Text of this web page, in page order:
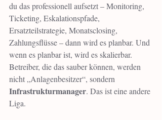
du das professionell aufsetzt – Monitoring,
Ticketing, Eskalationspfade,
Ersatzteilstrategie, Monatsclosing,
Zahlungsflüsse – dann wird es planbar. Und
wenn es planbar ist, wird es skalierbar.
Betreiber, die das sauber können, werden
nicht „Anlagenbesitzer“, sondern
Infrastrukturmanager. Das ist eine andere
Liga.